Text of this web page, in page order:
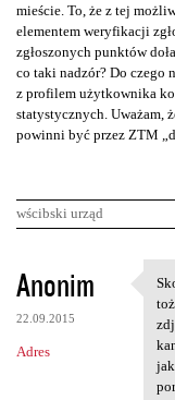
mieście. To, że z tej
elementem weryfikacji
zgłoszonych punktów
co taki nadzór? Do czego
z profilem użytkownika
statystycznych. Uważam,
powinni być przez ZTM
wścibski urząd
K
o
m
e
Anonim
22.09.2015
Adres